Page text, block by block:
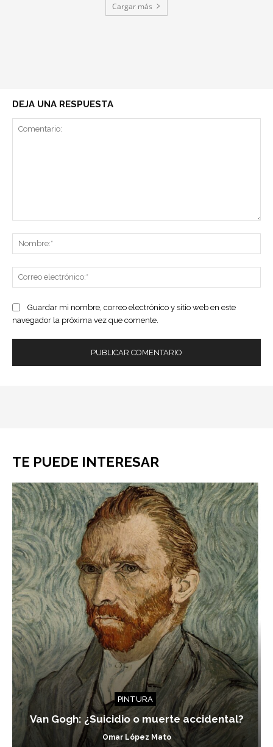
Cargar más
DEJA UNA RESPUESTA
Guardar mi nombre, correo electrónico y sitio web en este
navegador la próxima vez que comente.
TE PUEDE INTERESAR
PINTURA
Van Gogh: ¿Suicidio o muerte accidental?
Omar López Mato